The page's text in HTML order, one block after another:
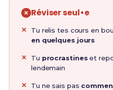
Réviser seul•e
Tu relis tes cours en
en quelques jours
Tu procrastineset
lendemain
Tu ne sais pas